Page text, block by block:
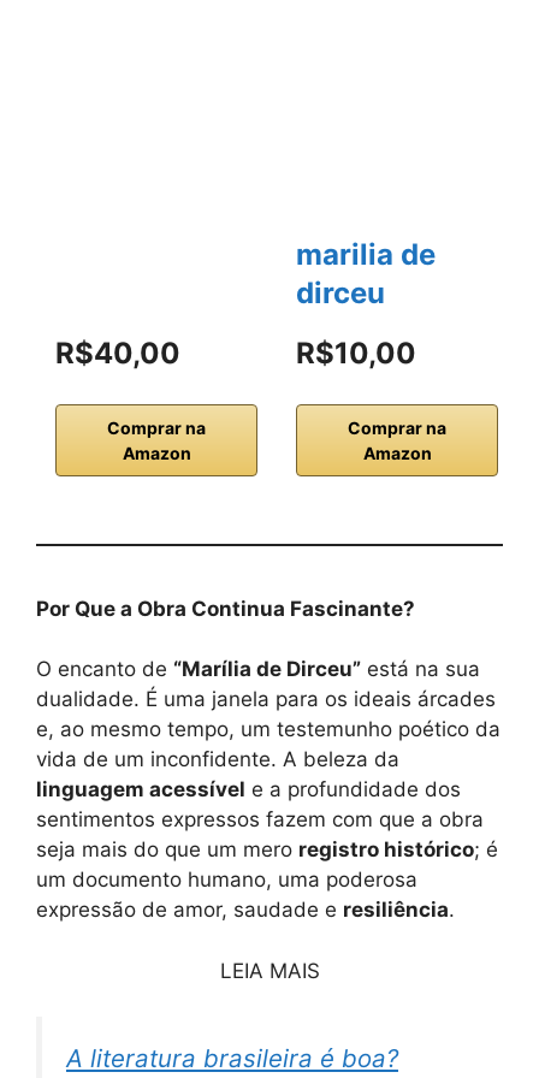
R$40,00
Comprar na
Amazon
marilia de
dirceu
R$10,00
Comprar na
Amazon
Por Que a Obra Continua Fascinante?
O encanto de “Marília de Dirceu” está na sua
dualidade. É uma janela para os ideais árcades
e, ao mesmo tempo, um testemunho poético da
vida de um inconfidente. A beleza da
linguagem acessível e a profundidade dos
sentimentos expressos fazem com que a obra
seja mais do que um mero registro histórico; é
um documento humano, uma poderosa
expressão de amor, saudade e resiliência.
LEIA MAIS
A literatura brasileira é boa?